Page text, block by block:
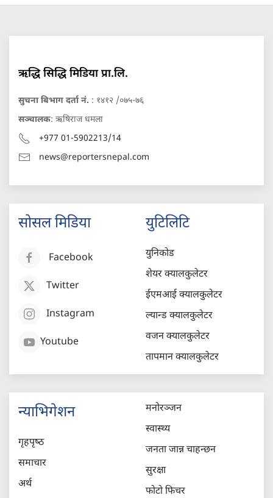
ऋद्धि सिद्धि मिडिया प्रा.लि.
सुचना बिभाग दर्ता नं. : १४१२ /०७५-७६
सञ्चालक: ऋषिराज धमला
+977 01-5902213/14
news@reportersnepal.com
सोसल मिडिया
Facebook
Twitter
Instagram
Youtube
युटिलिटि
युनिकोड
शेयर क्यालकुलेटर
ईएमआई क्यालकुलेटर
ल्यान्ड क्यालकुलेटर
वजन क्यालकुलेटर
तापमान क्यालकुलेटर
न्याभिगेशन
गृहपृष्‍ठ
समाचार
अर्थ
मनोरञ्जन
स्वास्थ्य
जनता जान्न चाहन्छन
सुरक्षा
फोटो फिचर